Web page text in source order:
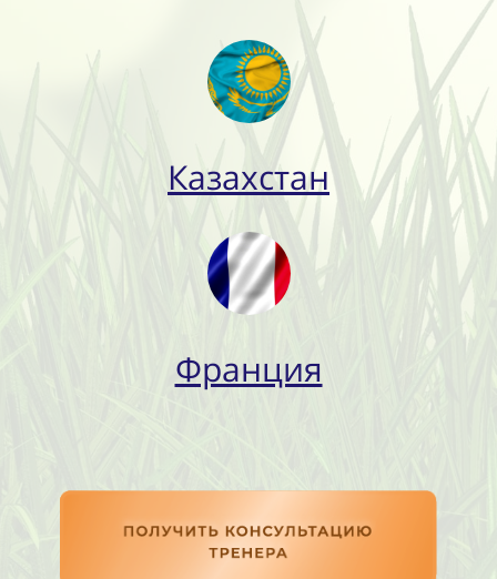
Казахстан
Франция